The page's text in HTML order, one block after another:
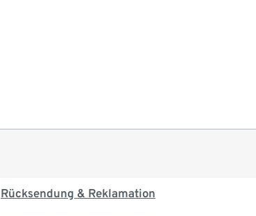
Rücksendung & Reklamation